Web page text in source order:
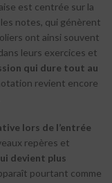
est centrée sur la
notes, qui génèrent
ont ainsi souvent
leurs exercices et
qui dure tout au
revient encore
lors de l’entrée
repères et
devient plus
pourtant comme